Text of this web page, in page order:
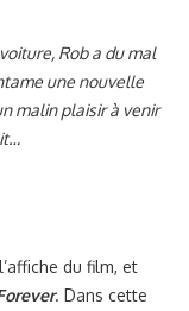
Rob a du mal
une nouvelle
malin plaisir à venir
du film, et
. Dans cette